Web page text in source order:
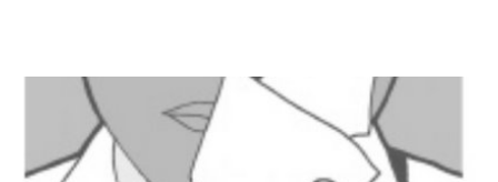
SJSP repudia agressão da Tropa de Choque à repórter de O